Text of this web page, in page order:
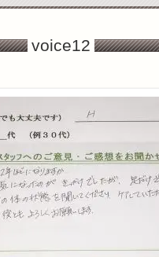
voice12